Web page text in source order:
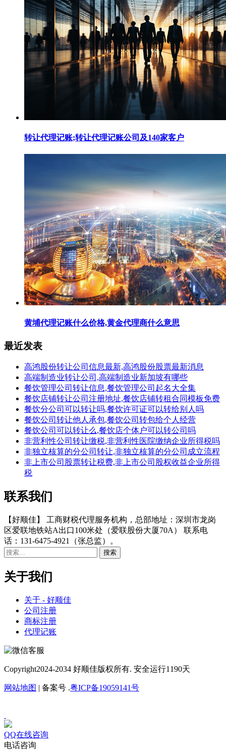
转让代理记账;转让代理记账公司及140家客户
黄埔代理记账什么价格,黄金代理商什么意思
最近发表
高鸿股份转让公司信息最新,高鸿股份股票最新消息
高端制造业转让公司,高端制造业新加坡有哪些
餐饮管理公司转让信息,餐饮管理公司起名大全集
餐饮店铺转让公司注册地址,餐饮店铺转租合同模板免费
餐饮分公司可以转让吗,餐饮许可证可以转给别人吗
餐饮公司转让他人承包,餐饮公司转包给个人经营
餐饮公司可以转让么,餐饮店个体户可以转公司吗
非营利性公司转让缴税,非营利性医院缴纳企业所得税吗
非独立核算的分公司转让,非独立核算的分公司成立流程
非上市公司股票转让税费,非上市公司股权收益企业所得
税
联系我们
【好顺佳】 工商财税代理服务机构，总部地址：深圳市龙岗
区爱联地铁站A出口100米处（爱联股份大厦70A） 联系电
话：131-6475-4921（张总监）。
关于我们
关于 - 好顺佳
公司注册
商标注册
代理记账
Copyright2024-2034 好顺佳版权所有. 安全运行1190天
网站地图 | 备案号 .粤ICP备19059141号
QQ在线咨询
电话咨询